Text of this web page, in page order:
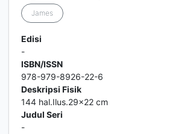
James
Edisi
-
ISBN/ISSN
978-979-8926-22-6
Deskripsi Fisik
144 hal.Ilus.29x22 cm
Judul Seri
-